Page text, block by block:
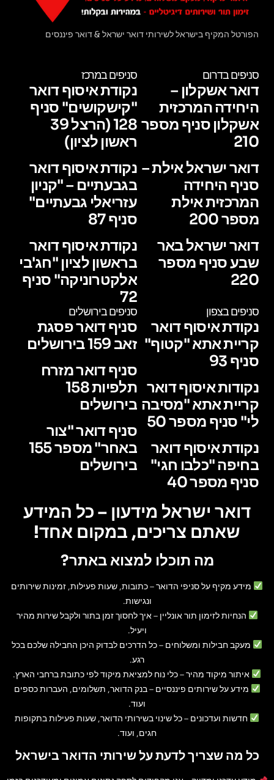
הפורטל המקיף בישראל לשירותי דואר ישראל & דואר פיננסים
סניפים בדרום
דואר אשקלון –
היחידה המרכזית
אשקלון סניף מספר
210
דואר ישראל אילת –
סניף היחידה
המרכזית אילת
מספר 200
דואר ישראל באר
שבע סניף מספר
220
סניפים במרכז
נקודת איסוף דואר
"קישקושים" סניף
128 (הרצל 39
ראשון לציון)
נקודת איסוף דואר
בגבעתיים – "קניון
עזריאלי גבעתיים"
סניף 87
נקודת איסוף דואר
בראשון לציון "חג'בי
אלקטרוניקה" סניף
72
סניפים בצפון
נקודת איסוף דואר
קריית אתא "קטוף"
סניף 93
נקודות איסוף דואר
קריית אתא "מסיבה
לי" סניף מספר 50
נקודת איסוף דואר
בחיפה "כלבו חגי"
סניף מספר 40
סניפים בירושלים
סניף דואר פסגת
זאב 159 בירושלים
סניף דואר מזרח
תלפיות 158
בירושלים
סניף דואר "צור
באחר" מספר 155
בירושלים
דואר ישראל מידעון – כל המידע
שאתם צריכים, במקום אחד!
מה תוכלו למצוא באתר?
מידע מקיף על סניפי הדואר– כתובות, שעות פעילות, זמינות שירותים
ונגישות.
הנחיות לזימון תור אונליין – איך לחסוך זמן בתור ולקבל שירות מהיר
ויעיל.
מעקב חבילות ומשלוחים – כל הדרכים לבדוק היכן החבילה שלכם בכל
רגע.
איתור מיקוד מהיר– כלי נוח למציאת מיקוד לפי כתובת ברחבי הארץ.
מידע על שירותים פיננסיים – בנק הדואר, תשלומים, העברות כספים
ועוד.
חדשות ועדכונים – כל שינוי בשירותי הדואר, שעות פעילות בתקופות
חגים, ועוד.
כל מה שצריך לדעת על שירותי הדואר בישראל